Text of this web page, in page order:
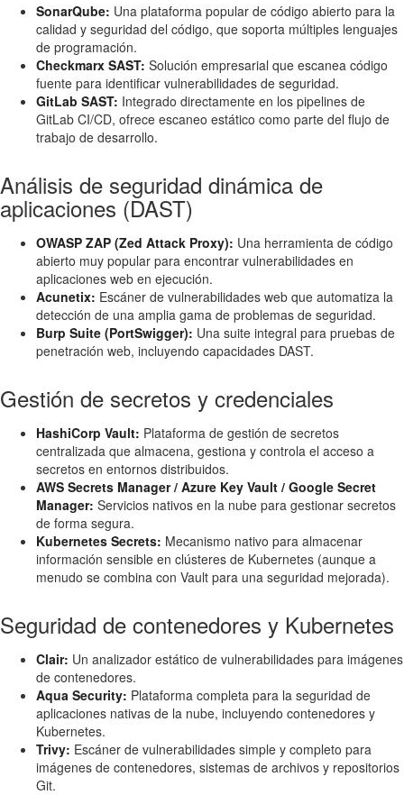
SonarQube: Una plataforma popular de código abierto para la
calidad y seguridad del código, que soporta múltiples lenguajes
de programación.
Checkmarx SAST: Solución empresarial que escanea código
fuente para identificar vulnerabilidades de seguridad.
GitLab SAST: Integrado directamente en los pipelines de
GitLab CI/CD, ofrece escaneo estático como parte del flujo de
trabajo de desarrollo.
Análisis de seguridad dinámica de
aplicaciones (DAST)
OWASP ZAP (Zed Attack Proxy): Una herramienta de código
abierto muy popular para encontrar vulnerabilidades en
aplicaciones web en ejecución.
Acunetix: Escáner de vulnerabilidades web que automatiza la
detección de una amplia gama de problemas de seguridad.
Burp Suite (PortSwigger): Una suite integral para pruebas de
penetración web, incluyendo capacidades DAST.
Gestión de secretos y credenciales
HashiCorp Vault: Plataforma de gestión de secretos
centralizada que almacena, gestiona y controla el acceso a
secretos en entornos distribuidos.
AWS Secrets Manager / Azure Key Vault / Google Secret
Manager: Servicios nativos en la nube para gestionar secretos
de forma segura.
Kubernetes Secrets: Mecanismo nativo para almacenar
información sensible en clústeres de Kubernetes (aunque a
menudo se combina con Vault para una seguridad mejorada).
Seguridad de contenedores y Kubernetes
Clair: Un analizador estático de vulnerabilidades para imágenes
de contenedores.
Aqua Security: Plataforma completa para la seguridad de
aplicaciones nativas de la nube, incluyendo contenedores y
Kubernetes.
Trivy: Escáner de vulnerabilidades simple y completo para
imágenes de contenedores, sistemas de archivos y repositorios
Git.